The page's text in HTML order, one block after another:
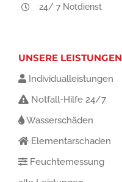
24/ 7 Notdienst
UNSERE LEISTUNGEN
Individualleistungen
Notfall-Hilfe 24/7
Wasserschäden
Elementarschaden
Feuchtemessung